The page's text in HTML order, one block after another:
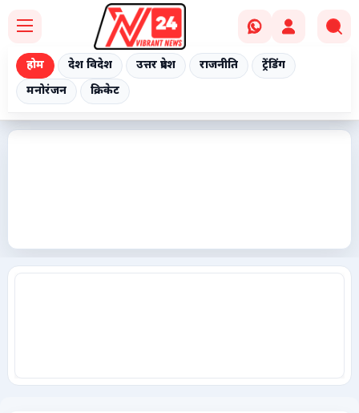
होम देश विदेश उत्तर प्रदेश राजनीति
ट्रेंडिंग
मनोरंजन
क्रिकेट
ट्रेंडिंग